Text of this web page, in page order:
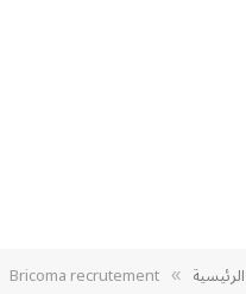
الرئيسية »
Bricoma recrutement